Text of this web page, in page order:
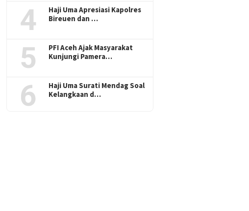
4
Haji Uma Apresiasi Kapolres
Bireuen dan …
5
PFI Aceh Ajak Masyarakat
Kunjungi Pamera…
6
Haji Uma Surati Mendag Soal
Kelangkaan d…